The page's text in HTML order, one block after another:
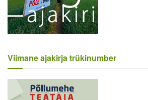
Viimane ajakirja trükinumber